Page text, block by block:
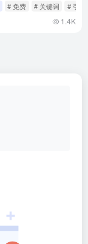
# 免费 # 关键词 # 引流
1.4K